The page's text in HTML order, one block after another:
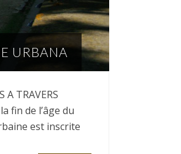
URBANA
A TRAVERS
fin de l’âge du
est inscrite